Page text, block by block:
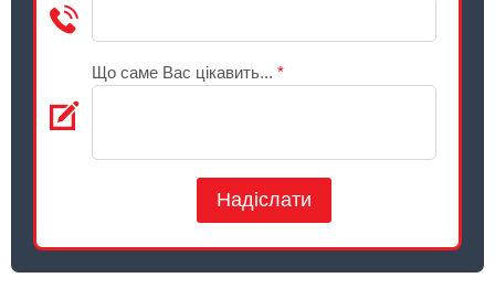
Що саме Вас цікавить... *
Надіслати